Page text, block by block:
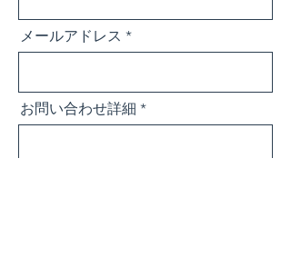
メールアドレス
お問い合わせ詳細